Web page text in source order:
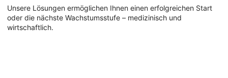
Unsere Lösungen ermöglichen Ihnen einen erfolgreichen Start
oder die nächste Wachstumsstufe – medizinisch und
wirtschaftlich.